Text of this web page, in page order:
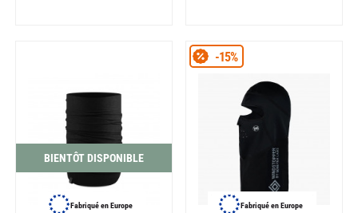
BIENTÔT DISPONIBLE
Fabriqué en Europe Fabriqué en Europe
-15%